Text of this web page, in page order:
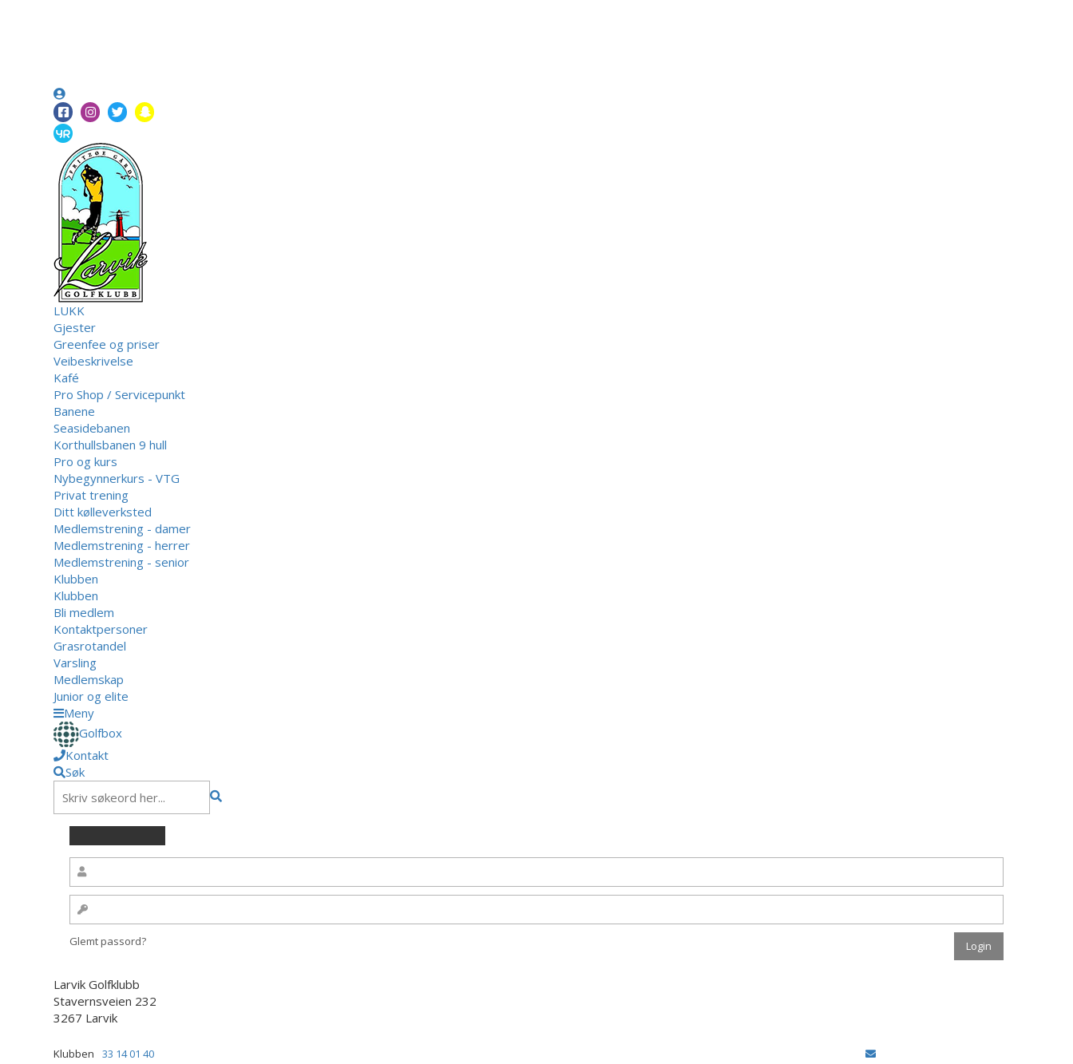
LUKK
Gjester
Greenfee og priser
Veibeskrivelse
Kafé
Pro Shop / Servicepunkt
Banene
Seasidebanen
Korthullsbanen 9 hull
Pro og kurs
Nybegynnerkurs - VTG
Privat trening
Ditt kølleverksted
Medlemstrening - damer
Medlemstrening - herrer
Medlemstrening - senior
Klubben
Klubben
Bli medlem
Kontaktpersoner
Grasrotandel
Varsling
Medlemskap
Junior og elite
Meny
Golfbox
Kontakt
Søk
Glemt passord?
Larvik Golfklubb
Stavernsveien 232
3267 Larvik
Klubben 33 14 01 40